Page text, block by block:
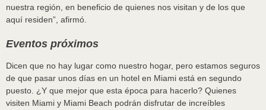
nuestra región, en beneficio de quienes nos visitan y de los que
aquí residen”, afirmó.
Eventos próximos
Dicen que no hay lugar como nuestro hogar, pero estamos seguros
de que pasar unos días en un hotel en Miami está en segundo
puesto. ¿Y que mejor que esta época para hacerlo? Quienes
visiten Miami y Miami Beach podrán disfrutar de increíbles